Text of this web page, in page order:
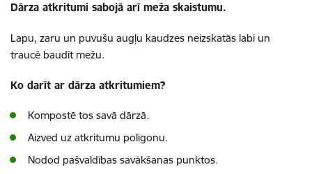
Dārza atkritumi sabojā arī meža skaistumu.
Lapu, zaru un puvušu augļu kaudzes neizskatās labi un
traucē baudīt mežu.
Ko darīt ar dārza atkritumiem?
Kompostē tos savā dārzā.
Aizved uz atkritumu poligonu.
Nodod pašvaldības savākšanas punktos.